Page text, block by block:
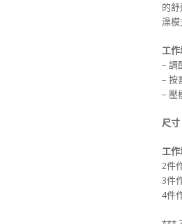
的
澡模
工
– 調
– 按
– 壓
尺寸
工作
2件
3件
4件